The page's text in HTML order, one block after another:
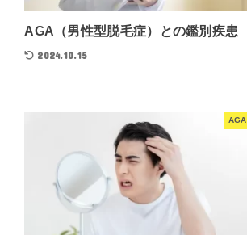
AGA（男性型脱毛症）との鑑別疾患
2024.10.15
AGA